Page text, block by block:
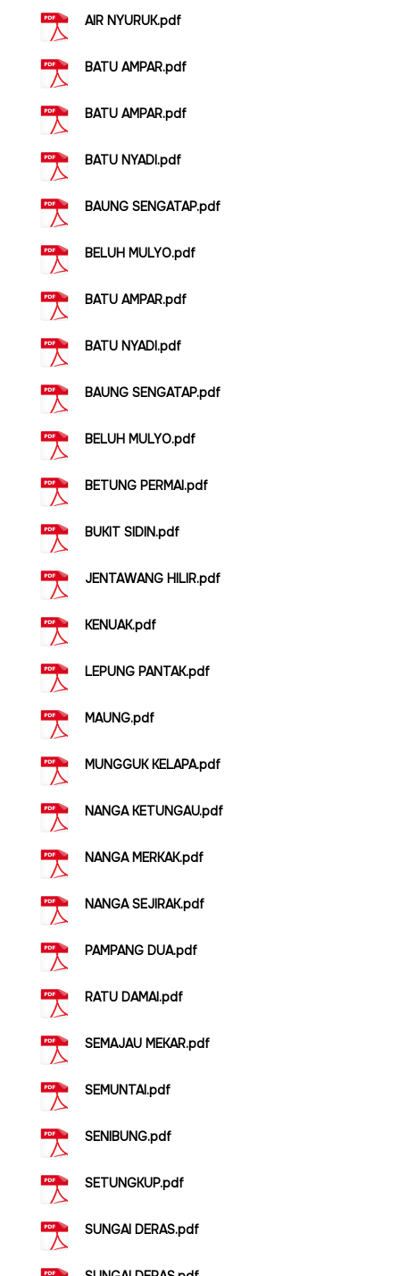
AIR NYURUK.pdf
BATU AMPAR.pdf
BATU AMPAR.pdf
BATU NYADI.pdf
BAUNG SENGATAP.pdf
BELUH MULYO.pdf
BATU AMPAR.pdf
BATU NYADI.pdf
BAUNG SENGATAP.pdf
BELUH MULYO.pdf
BETUNG PERMAI.pdf
BUKIT SIDIN.pdf
JENTAWANG HILIR.pdf
KENUAK.pdf
LEPUNG PANTAK.pdf
MAUNG.pdf
MUNGGUK KELAPA.pdf
NANGA KETUNGAU.pdf
NANGA MERKAK.pdf
NANGA SEJIRAK.pdf
PAMPANG DUA.pdf
RATU DAMAI.pdf
SEMAJAU MEKAR.pdf
SEMUNTAI.pdf
SENIBUNG.pdf
SETUNGKUP.pdf
SUNGAI DERAS.pdf